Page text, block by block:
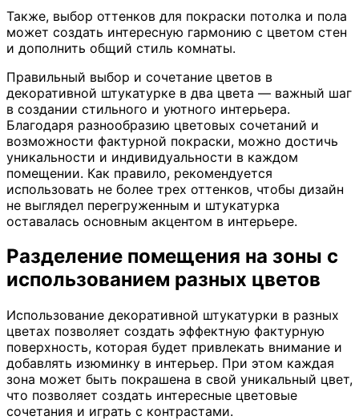
Также, выбор оттенков для покраски потолка и пола
может создать интересную гармонию с цветом стен
и дополнить общий стиль комнаты.
Правильный выбор и сочетание цветов в
декоративной штукатурке в два цвета — важный шаг
в создании стильного и уютного интерьера.
Благодаря разнообразию цветовых сочетаний и
возможности фактурной покраски, можно достичь
уникальности и индивидуальности в каждом
помещении. Как правило, рекомендуется
использовать не более трех оттенков, чтобы дизайн
не выглядел перегруженным и штукатурка
оставалась основным акцентом в интерьере.
Разделение помещения на зоны с
использованием разных цветов
Использование декоративной штукатурки в разных
цветах позволяет создать эффектную фактурную
поверхность, которая будет привлекать внимание и
добавлять изюминку в интерьер. При этом каждая
зона может быть покрашена в свой уникальный цвет,
что позволяет создать интересные цветовые
сочетания и играть с контрастами.